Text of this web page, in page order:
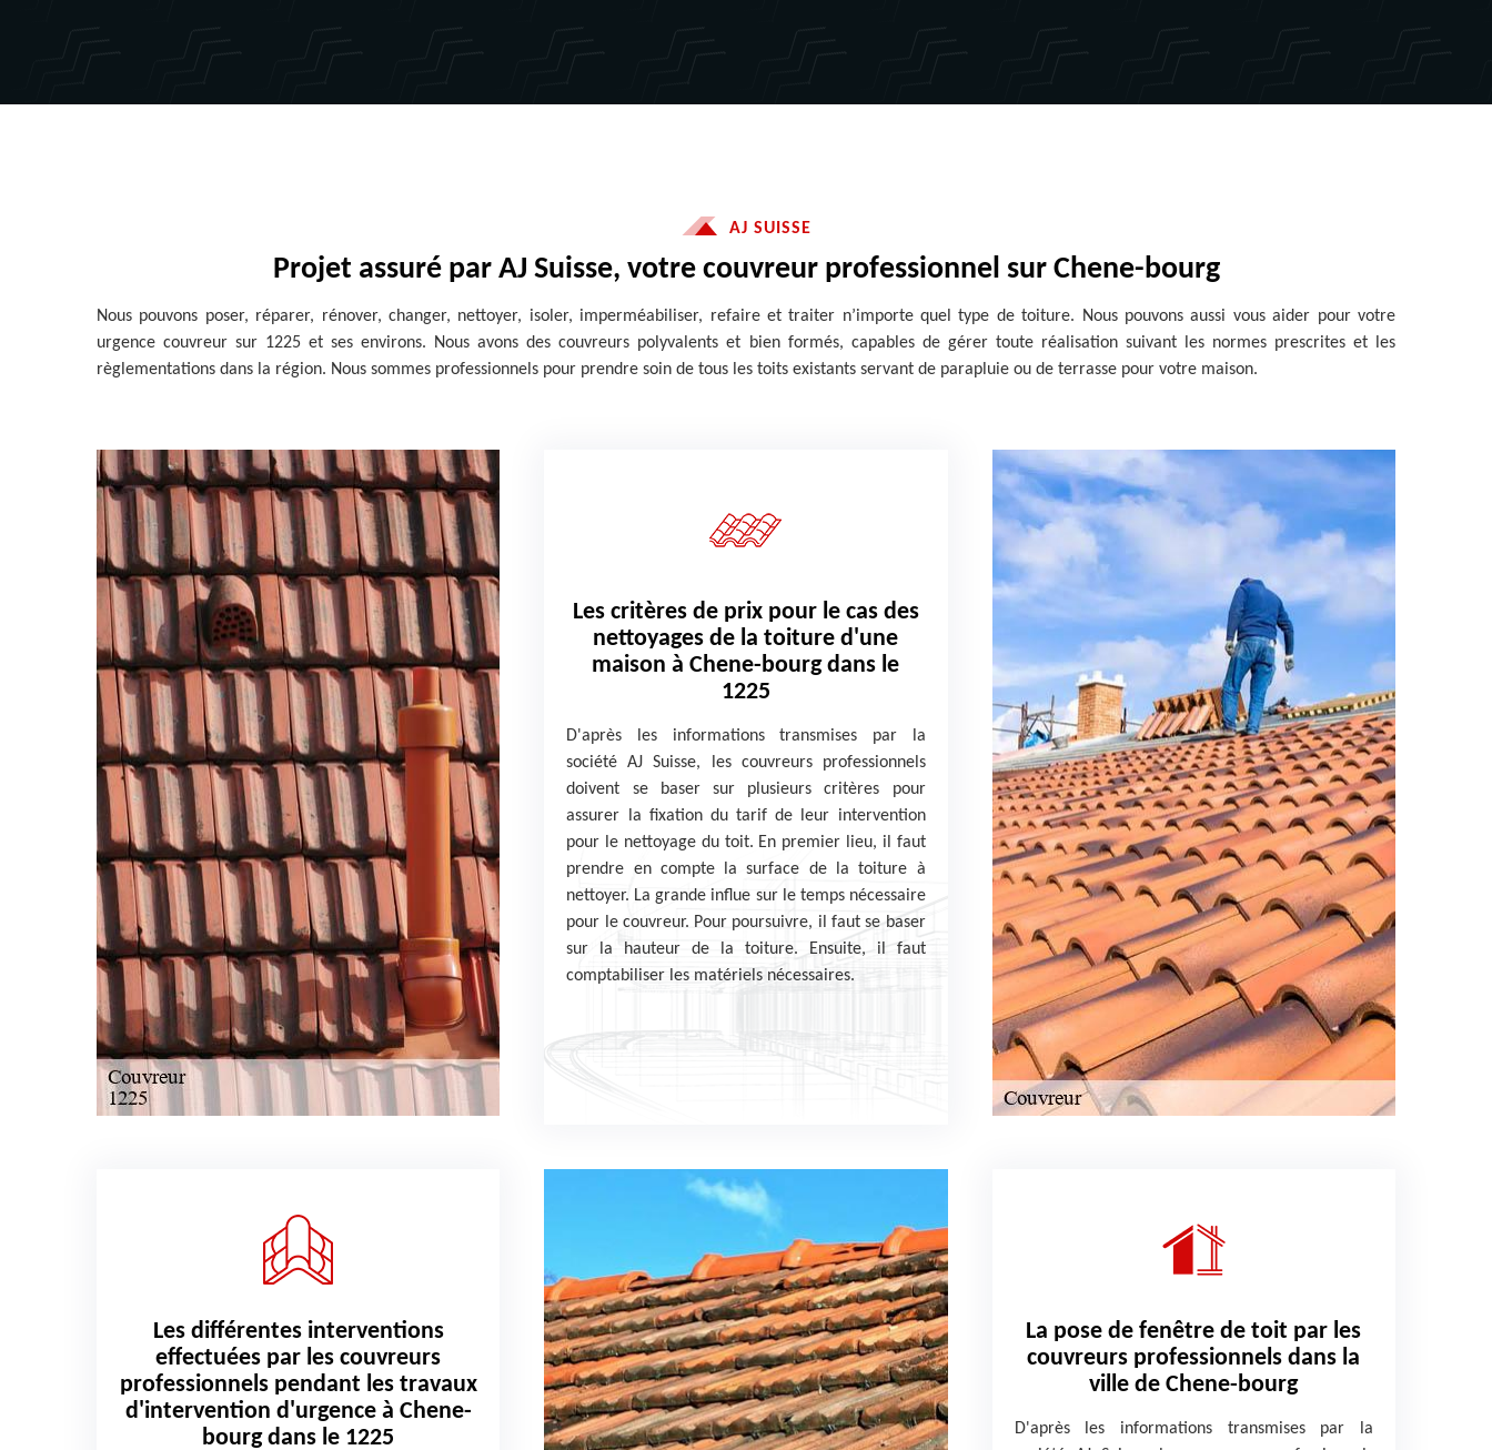
AJ SUISSE
Projet assuré par AJ Suisse, votre couvreur professionnel sur Chene-bourg
Nous pouvons poser, réparer, rénover, changer, nettoyer, isoler, imperméabiliser, refaire et traiter n’importe quel type de toiture. Nous pouvons aussi vous aider pour votre
urgence couvreur sur 1225 et ses environs. Nous avons des couvreurs polyvalents et bien formés, capables de gérer toute réalisation suivant les normes prescrites et les
règlementations dans la région. Nous sommes professionnels pour prendre soin de tous les toits existants servant de parapluie ou de terrasse pour votre maison.
Les critères de prix pour le cas des
nettoyages de la toiture d'une
maison à Chene-bourg dans le
1225
D'après les informations transmises par la
société AJ Suisse, les couvreurs professionnels
doivent se baser sur plusieurs critères pour
assurer la fixation du tarif de leur intervention
pour le nettoyage du toit. En premier lieu, il faut
prendre en compte la surface de la toiture à
nettoyer. La grande influe sur le temps nécessaire
pour le couvreur. Pour poursuivre, il faut se baser
sur la hauteur de la toiture. Ensuite, il faut
comptabiliser les matériels nécessaires.
Les différentes interventions
effectuées par les couvreurs
professionnels pendant les travaux
d'intervention d'urgence à Chene-
bourg dans le 1225
La pose de fenêtre de toit par les
couvreurs professionnels dans la
ville de Chene-bourg
D'après les informations transmises par la